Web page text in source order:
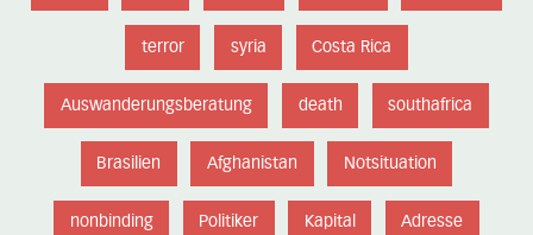
terror syria Costa Rica
Auswanderungsberatung death southafrica
Brasilien Afghanistan Notsituation
nonbinding Politiker Kapital Adresse